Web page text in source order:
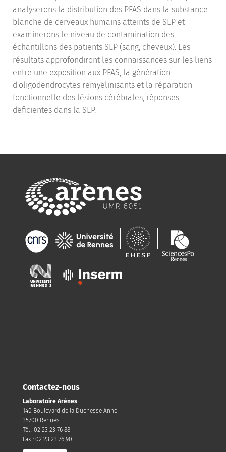
analyserons la distribution des PFAS dans la substance
blanche de cerveaux humains atteints de SEP et
examinerons le niveau de contamination des
échantillons des patients SEP (sang, cheveux). Les
résultats approfondiront les connaissances sur les liens
entre une exposition aux PFAS, la génération
d'oligodendrocytes remyélinisants et la réparation
fonctionnelle des lésions cérébrales, réponses
déficientes dans la SEP.
Contactez-nous
Laboratoire Arènes
140 Boulevard de la Duchesse Anne
35700 Rennes
Tél : 02 23 23 76 88
Fax : 02 23 23 76 90